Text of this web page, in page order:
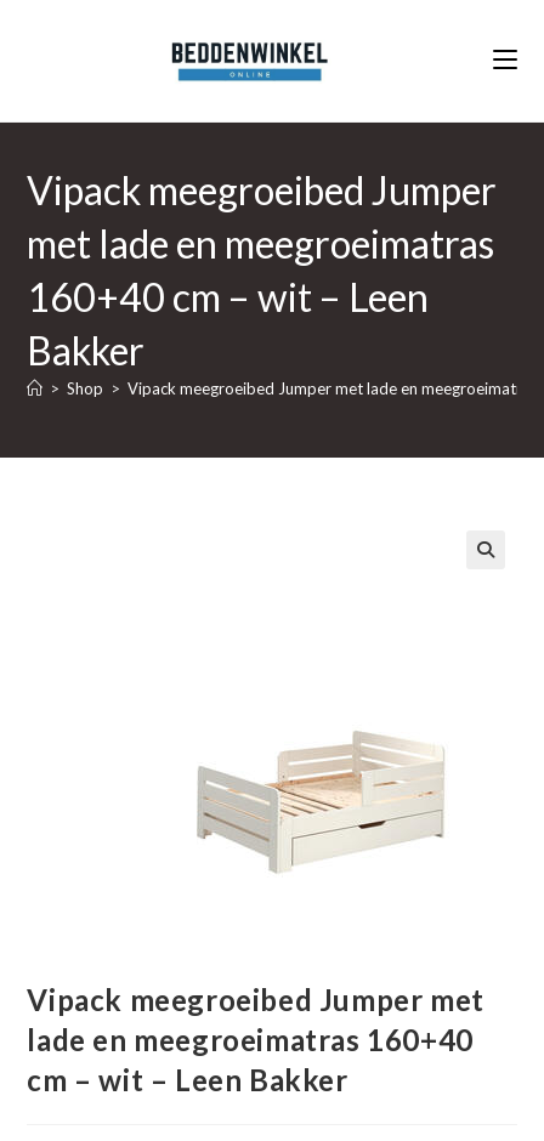
Vipack meegroeibed Jumper
met lade en meegroeimatras
160+40 cm – wit – Leen
Bakker
> Shop > Vipack meegroeibed Jumper met lade en
Vipack meegroeibed Jumper met
lade en meegroeimatras 160+40
cm – wit – Leen Bakker